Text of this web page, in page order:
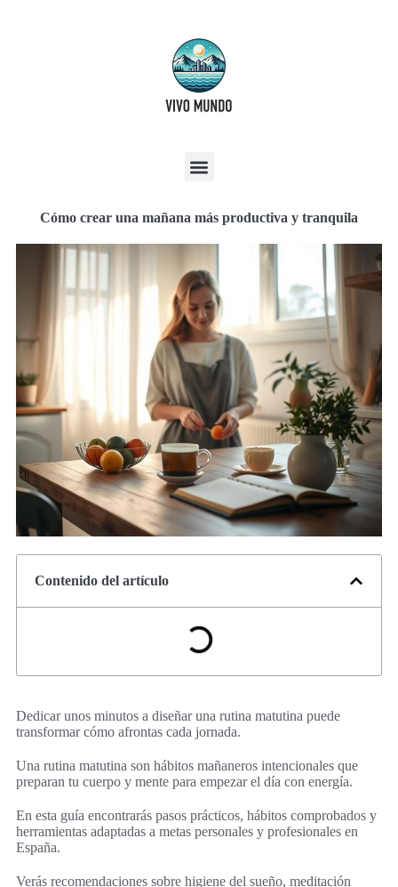
Cómo crear una mañana más productiva y tranquila
Contenido del artículo
Dedicar unos minutos a diseñar una rutina matutina puede
transformar cómo afrontas cada jornada.
Una rutina matutina son hábitos mañaneros intencionales que
preparan tu cuerpo y mente para empezar el día con energía.
En esta guía encontrarás pasos prácticos, hábitos comprobados y
herramientas adaptadas a metas personales y profesionales en
España.
Verás recomendaciones sobre higiene del sueño, meditación